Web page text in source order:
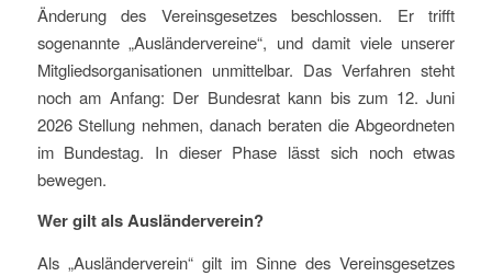
Änderung des Vereinsgesetzes beschlossen. Er trifft
sogenannte „Ausländervereine“, und damit viele unserer
Mitgliedsorganisationen unmittelbar. Das Verfahren steht
noch am Anfang: Der Bundesrat kann bis zum 12. Juni
2026 Stellung nehmen, danach beraten die Abgeordneten
im Bundestag. In dieser Phase lässt sich noch etwas
bewegen.
Wer gilt als Ausländerverein?
Als „Ausländerverein“ gilt im Sinne des Vereinsgesetzes